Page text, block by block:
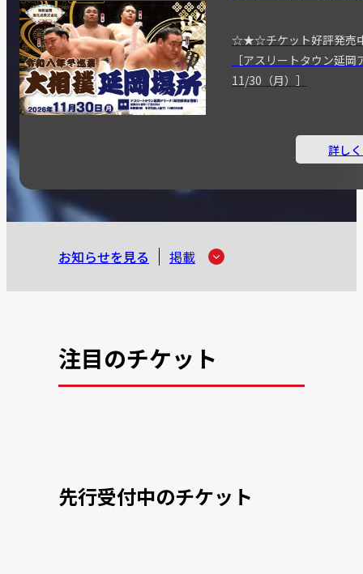
☆★☆チケット好評発
［アスリートタウン延
11/30（月）］
詳し
お知らせを見る 掲載
注目のチケット
先行受付中のチケット